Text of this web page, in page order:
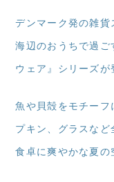
デンマーク発の雑貨
海辺のおうちで過ご
ウェア』シリーズが
魚や貝殻をモチーフ
プキン、グラスな
食卓に爽やかな夏の